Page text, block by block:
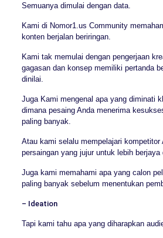
Semuanya dimulai dengan data.
Kami di Nomor1.us Community
konten berjalan beriringan.
Kami tak memulai dengan pengerjaan
gagasan dan konsep memiliki pertanda
dinilai.
Juga Kami mengenal apa yang diminati
dimana pesaing Anda menerima
paling banyak.
Atau kami selalu mempelajari kompetitor
persaingan yang jujur untuk lebih berjaya
Juga kami memahami apa yang calon
paling banyak sebelum menentukan
– Ideation
Tapi kami tahu apa yang diharapkan